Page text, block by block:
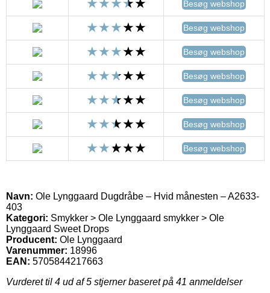
Besøg webshop
Besøg webshop
Besøg webshop
Besøg webshop
Besøg webshop
Besøg webshop
Besøg webshop
Navn: Ole Lynggaard Dugdråbe – Hvid månesten – A2633-
403
Kategori: Smykker > Ole Lynggaard smykker > Ole
Lynggaard Sweet Drops
Producent: Ole Lynggaard
Varenummer: 18996
EAN: 5705844217663
Vurderet til 4 ud af 5 stjerner baseret på 41 anmeldelser